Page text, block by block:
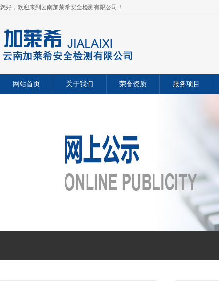
您好，欢迎来到云南加莱希安全检测有限公司！
网站首页 关于我们 荣誉资质 服务项目